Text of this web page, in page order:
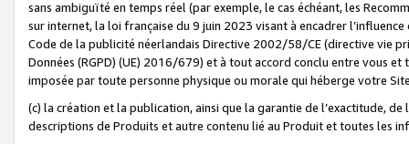
sans ambiguïté en temps réel (par exemple, le cas échéant, les
sur internet, la loi française du 9 juin 2023 visant à encadrer
Code de la publicité néerlandais Directive 2002/58/CE (directive vie
Données (RGPD) (UE) 2016/679) et à tout accord conclu entre vous
imposée par toute personne physique ou morale qui héberge votre
(c) la création et la publication, ainsi que la garantie de l’exactitude,
descriptions de Produits et autre contenu lié au Produit et toutes les